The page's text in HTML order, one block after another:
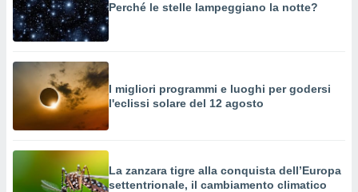
Perché le stelle lampeggiano la notte?
I migliori programmi e luoghi per godersi
l'eclissi solare del 12 agosto
La zanzara tigre alla conquista dell’Europa
settentrionale, il cambiamento climatico